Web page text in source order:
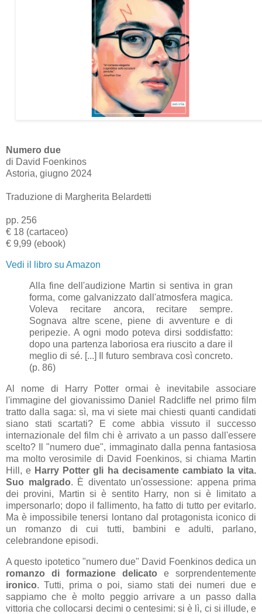
Numero due
di David Foenkinos
Astoria, giugno 2024
Traduzione di Margherita Belardetti
pp. 256
€ 18 (cartaceo)
€ 9,99 (ebook)
Vedi il libro su Amazon
Alla fine dell'audizione Martin si sentiva in gran
forma, come galvanizzato dall'atmosfera magica.
Voleva recitare ancora, recitare sempre.
Sognava altre scene, piene di avventure e di
peripezie. A ogni modo poteva dirsi soddisfatto:
dopo una partenza laboriosa era riuscito a dare il
meglio di sé. [...] Il futuro sembrava così concreto.
(p. 86)
Al nome di Harry Potter ormai è inevitabile associare
l'immagine del giovanissimo Daniel Radcliffe nel primo film
tratto dalla saga: sì, ma vi siete mai chiesti quanti candidati
siano stati scartati? E come abbia vissuto il successo
internazionale del film chi è arrivato a un passo dall'essere
scelto? Il "numero due", immaginato dalla penna fantasiosa
ma molto verosimile di David Foenkinos, si chiama Martin
Hill, e Harry Potter gli ha decisamente cambiato la vita.
Suo malgrado. È diventato un'ossessione: appena prima
dei provini, Martin si è sentito Harry, non si è limitato a
impersonarlo; dopo il fallimento, ha fatto di tutto per evitarlo.
Ma è impossibile tenersi lontano dal protagonista iconico di
un romanzo di cui tutti, bambini e adulti, parlano,
celebrandone episodi.
A questo ipotetico "numero due" David Foenkinos dedica un
romanzo di formazione delicato e sorprendentemente
ironico. Tutti, prima o poi, siamo stati dei numeri due e
sappiamo che è molto peggio arrivare a un passo dalla
vittoria che collocarsi decimi o centesimi: si è lì, ci si illude, e